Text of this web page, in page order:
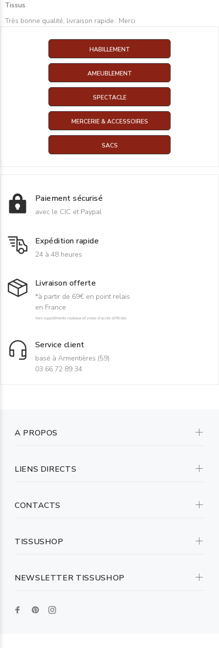
Tissus
Très bonne qualité, livraison rapide.. Merci
HABILLEMENT
AMEUBLEMENT
SPECTACLE
MERCERIE & ACCESSOIRES
SACS
Paiement sécurisé
avec le CIC et Paypal
Expédition rapide
24 à 48 heures
Livraison offerte
*à partir de 69€ en point relais
en France
hors suppléments rouleaux et zones d'accès difficiles
Service client
basé à Armentières (59)
03 66 72 89 34
NEWSLETTER TISSUSHOP
A PROPOS
LIENS DIRECTS
CONTACTS
TISSUSHOP